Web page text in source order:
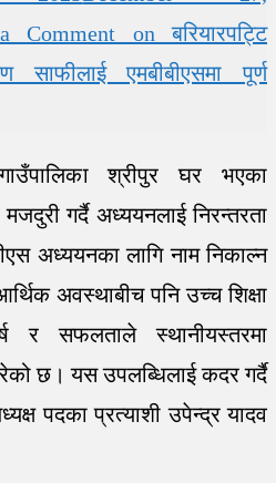
Comment on बरियारपट्टि
साफीलाई एमबीबीएसमा पूर्ण
श्रीपुर घर भएका
गर्दै अध्ययनलाई निरन्तरता
अध्ययनका लागि नाम निकाल्न
अवस्थाबीच पनि उच्च शिक्षा
र सफलताले स्थानीयस्तरमा
छ। यस उपलब्धिलाई कदर गर्दै
पदका प्रत्याशी उपेन्द्र यादव